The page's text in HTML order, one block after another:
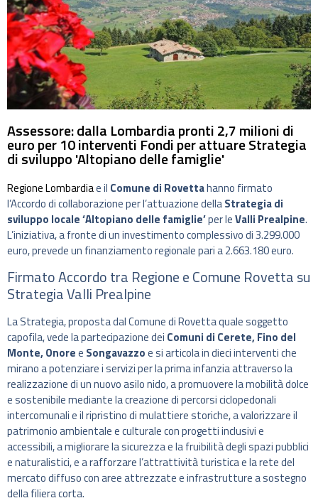
Assessore: dalla Lombardia pronti 2,7 milioni di
euro per 10 interventi Fondi per attuare Strategia
di sviluppo 'Altopiano delle famiglie'
Regione Lombardiae il Comune di Rovettahanno firmato
l’Accordo di collaborazione per l’attuazione dellaStrategia di
sviluppo locale ‘Altopiano delle famiglie’per leValli Prealpine.
L’iniziativa, a fronte di un investimento complessivo di 3.299.000
euro, prevede un finanziamento regionale pari a 2.663.180 euro.
Firmato Accordo tra Regione e Comune Rovetta su
Strategia Valli Prealpine
La Strategia, proposta dal Comune di Rovetta quale soggetto
capofila, vede la partecipazione dei Comuni di Cerete, Fino del
Monte, Onoree Songavazzoe si articola in dieci interventi che
mirano a potenziare i servizi per la prima infanzia attraverso la
realizzazione di un nuovo asilo nido, a promuovere la mobilità dolce
e sostenibile mediante la creazione di percorsi ciclopedonali
intercomunali e il ripristino di mulattiere storiche, a valorizzare il
patrimonio ambientale e culturale con progetti inclusivi e
accessibili, a migliorare la sicurezza e la fruibilità degli spazi pubblici
e naturalistici, e a rafforzare l’attrattività turistica e la rete del
mercato diffuso con aree attrezzate e infrastrutture a sostegno
della filiera corta.